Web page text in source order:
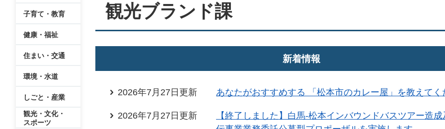
子育て・教育
健康・福祉
住まい・交通
環境・水道
しごと・産業
観光・文化・
スポーツ
観光ブランド課
新着情報
2026年7月27日更新 あなたがおすすめする 「松本市のカレー屋」を教えてく
2026年7月27日更新
【終了しました】白馬-松本インバウンドバスツアー造